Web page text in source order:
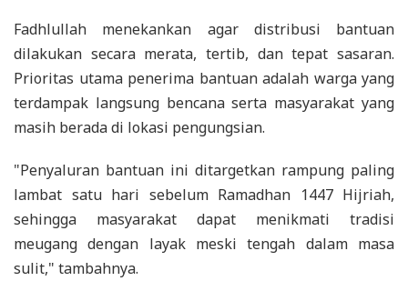
Fadhlullah menekankan agar distribusi bantuan
dilakukan secara merata, tertib, dan tepat sasaran.
Prioritas utama penerima bantuan adalah warga yang
terdampak langsung bencana serta masyarakat yang
masih berada di lokasi pengungsian.
"Penyaluran bantuan ini ditargetkan rampung paling
lambat satu hari sebelum Ramadhan 1447 Hijriah,
sehingga masyarakat dapat menikmati tradisi
meugang dengan layak meski tengah dalam masa
sulit," tambahnya.